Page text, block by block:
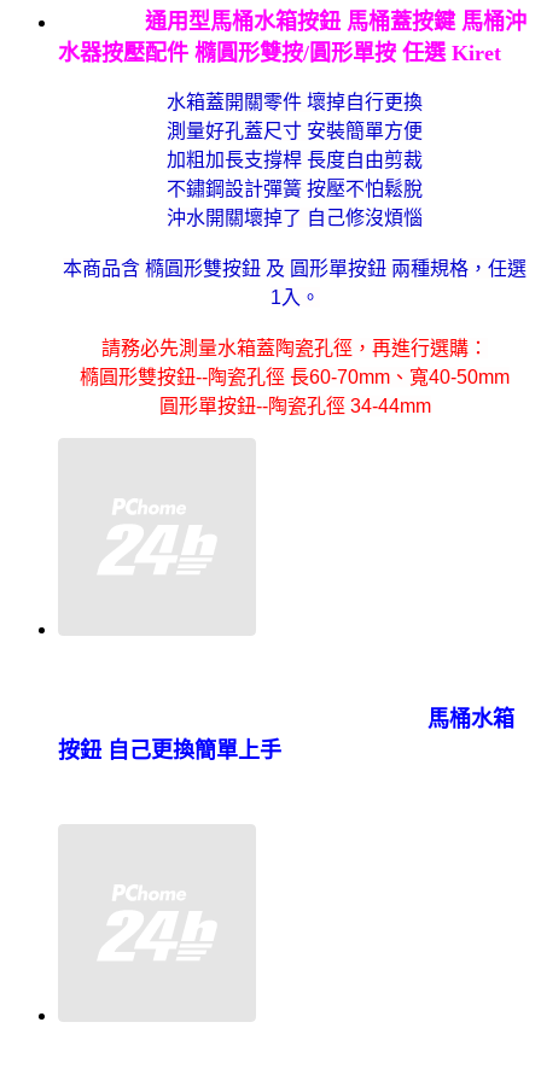
通用型馬桶水箱按鈕 馬桶蓋按鍵 馬桶沖
水器按壓配件 橢圓形雙按/圓形單按 任選 Kiret
水箱蓋開關零件 壞掉自行更換
測量好孔蓋尺寸 安裝簡單方便
加粗加長支撐桿 長度自由剪裁
不鏽鋼設計彈簧 按壓不怕鬆脫
沖水開關壞掉了 自己修沒煩惱
本商品含 橢圓形雙按鈕 及 圓形單按鈕 兩種規格，任選
1入。
請務必先測量水箱蓋陶瓷孔徑，再進行選購：
橢圓形雙按鈕--陶瓷孔徑 長60-70mm、寬40-50mm
圓形單按鈕--陶瓷孔徑 34-44mm
馬桶水箱
按鈕 自己更換簡單上手